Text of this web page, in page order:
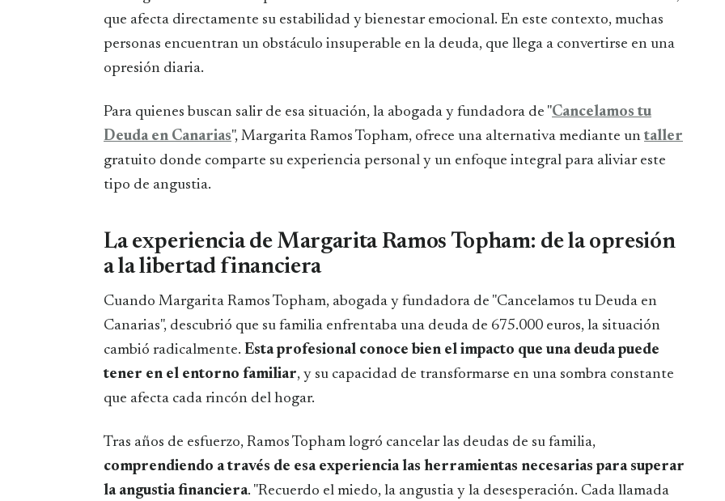
que afecta directamente su estabilidad y bienestar emocional. En este contexto, muchas
personas encuentran un obstáculo insuperable en la deuda, que llega a convertirse en una
opresión diaria.
Para quienes buscan salir de esa situación, la abogada y fundadora de "Cancelamos tu
Deuda en Canarias", Margarita Ramos Topham, ofrece una alternativa mediante un taller
gratuito donde comparte su experiencia personal y un enfoque integral para aliviar este
tipo de angustia.
La experiencia de Margarita Ramos Topham: de la opresión
a la libertad financiera
Cuando Margarita Ramos Topham, abogada y fundadora de "Cancelamos tu Deuda en
Canarias", descubrió que su familia enfrentaba una deuda de 675.000 euros, la situación
cambió radicalmente. Esta profesional conoce bien el impacto que una deuda puede
tener en el entorno familiar, y su capacidad de transformarse en una sombra constante
que afecta cada rincón del hogar.
Tras años de esfuerzo, Ramos Topham logró cancelar las deudas de su familia,
comprendiendo a través de esa experiencia las herramientas necesarias para superar
la angustia financiera. "Recuerdo el miedo, la angustia y la desesperación. Cada llamada